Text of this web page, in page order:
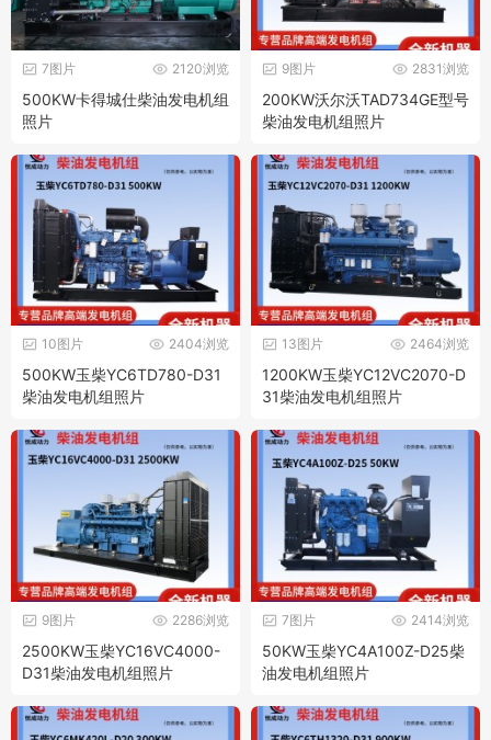
2120浏览
7图片
500KW卡得城仕柴油发电机组
照片
2831浏览
9图片
200KW沃尔沃TAD734GE型号
柴油发电机组照片
2404浏览
10图片
500KW玉柴YC6TD780-D31
柴油发电机组照片
2464浏览
13图片
1200KW玉柴YC12VC2070-D
31柴油发电机组照片
2286浏览
9图片
2500KW玉柴YC16VC4000-
D31柴油发电机组照片
2414浏览
7图片
50KW玉柴YC4A100Z-D25柴
油发电机组照片